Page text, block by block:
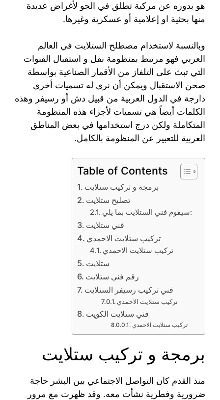
هو بدوره عن مركبة تطلق في الجو لأغراض عديدة
منها بحثية او إعلامية أو عسكرية وغيرها.
وبالنسبة لاستخدام مصطلح الستلايت في العالم
العربي فهو مرتبط بمنظومة نقل و استقبال القنوات
التي تبث على التلفاز من الأقمار الصناعية بواسطة
صحن الاستقبال ويمكن أن نرى له تسميات أخرى
دارجة في الدول العربية من قبيل دش أو رسيفر وهذه
الكلمات أيضاً هي تسميات لأجزاء هذه المنظومة
المتكاملة ولكن درج استخدامها في بعض المناطق
العربية للتعبير عن المنظومة بالكامل.
Table of Contents
برمجة و تركيب ستلايت
تصليح ستلايت
سيقوم فني الستلايت بما يلي:
فني ستلايت
تركيب ستلايت الاحمدي
تركيب ستلايت الاحمدي
ستلايت
رقم فني ستلايت
فني تركيب رسيفر الستلايت
تركيب ستلايت الاحمدي
فني ستلايت الكويت
تركيب ستلايت الاحمدي
برمجة و تركيب ستلايت
منذ القدم كان التواصل الاجتماعي بين البشر حاجة
ضرورية وفطرية نشأت معه. وقد ظهرت مع مرور